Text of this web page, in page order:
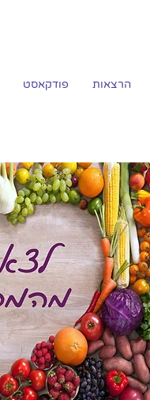
הרצאות פודקאסט